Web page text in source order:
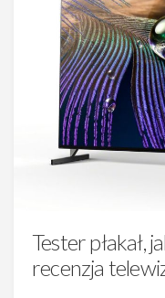
Tester płakał,
recenzja